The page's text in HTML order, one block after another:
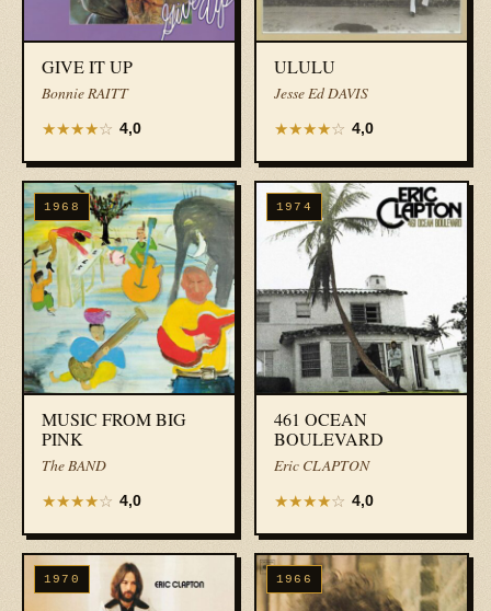
GIVE IT UP
Bonnie RAITT
★★★★☆ 4,0
ULULU
Jesse Ed DAVIS
★★★★☆ 4,0
1968
MUSIC FROM BIG
PINK
The BAND
★★★★☆ 4,0
1974
461 OCEAN
BOULEVARD
Eric CLAPTON
★★★★☆ 4,0
1970 1966